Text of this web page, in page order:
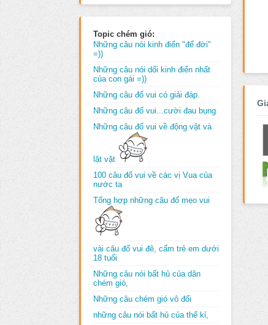
Topic chém gió:
Những câu nói kinh điển "để đời"
=))
Những câu nói dối kinh điển nhất
của con gái =))
Những câu đố vui có giải đáp.
Những câu đố vui...cười đau bụng
Những câu đố vui về động vật và
lặt vặt
100 câu đố vui về các vị Vua của
nước ta
Tổng hợp những câu đố mẹo vui
vài câu đố vui đê, cấm trẻ em dưới
18 tuổi
Những câu nói bất hủ của dân
chém gió,
Những câu chém gió vô đối
những câu nói bất hủ của thế kỉ,